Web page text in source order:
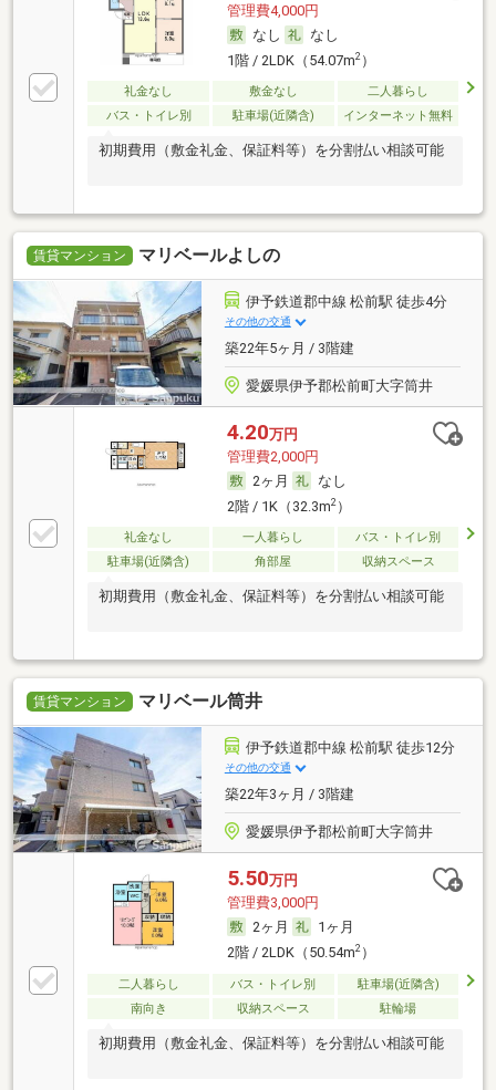
管理費4,000円
なし
なし
1階 / 2LDK（54.07m2）
礼金なし 敷金なし
二人暮らし
バス・トイレ別
駐車場(近隣含) インターネット無料
初期費用（敷金礼金、保証料等）を分割払い相談可能
賃貸マンション マリベールよしの
伊予鉄道郡中線 松前駅 徒歩4分
その他の交通
築22年5ヶ月 / 3階建
愛媛県伊予郡松前町大字筒井
4.20万円
管理費2,000円
2ヶ月
なし
2階 / 1K（32.3m2）
礼金なし 一人暮らし
バス・トイレ別
駐車場(近隣含)
角部屋 収納スペース
初期費用（敷金礼金、保証料等）を分割払い相談可能
賃貸マンション マリベール筒井
伊予鉄道郡中線 松前駅 徒歩12分
その他の交通
築22年3ヶ月 / 3階建
愛媛県伊予郡松前町大字筒井
5.50万円
管理費3,000円
2ヶ月
1ヶ月
2階 / 2LDK（50.54m2）
二人暮らし バス・トイレ別
駐車場(近隣含)
南向き
収納スペース 駐輪場
初期費用（敷金礼金、保証料等）を分割払い相談可能